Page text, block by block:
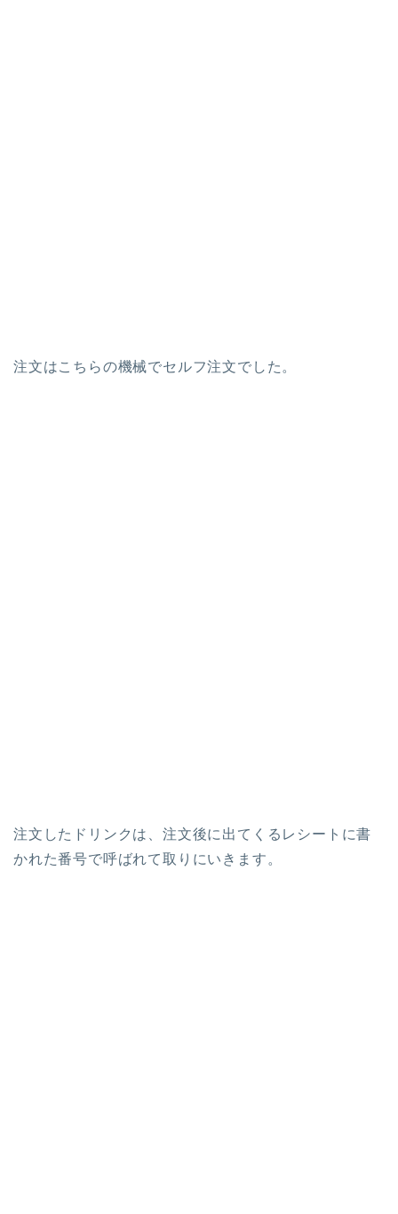
注文はこちらの機械でセルフ注文でした。
注文したドリンクは、注文後に出てくるレシートに書
かれた番号で呼ばれて取りにいきます。